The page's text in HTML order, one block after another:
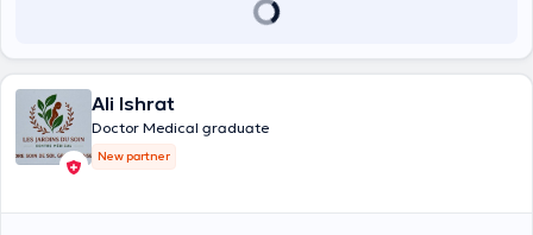
Ali Ishrat
Doctor Medical graduate
New partner